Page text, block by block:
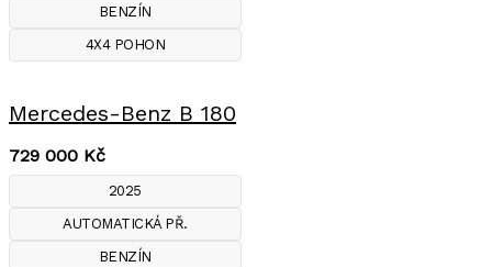
BENZÍN
4X4 POHON
Mercedes-Benz B 180
729 000 Kč
2025
AUTOMATICKÁ PŘ.
BENZÍN